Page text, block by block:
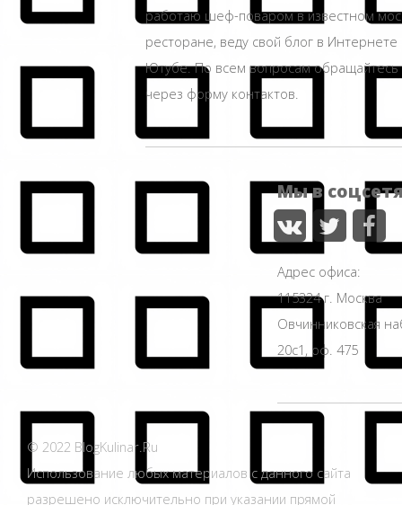
работаю шеф-поваром в известном
ресторане, веду свой блог в Интернете
Ютубе. По всем вопросам
через форму контактов.
Мы в
Адрес офиса:
115324 г. Москва
Овчинниковская
20с1, оф. 475
© 2022 BlogKulinar.Ru
Использование любых материалов с данного сайта
разрешено исключительно при указании прямой